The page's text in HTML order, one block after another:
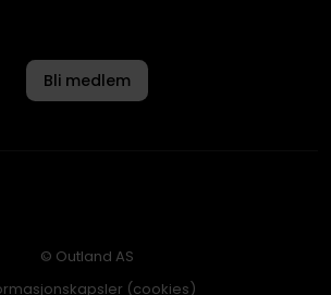
Bli medlem
© Outland AS
(cookies)